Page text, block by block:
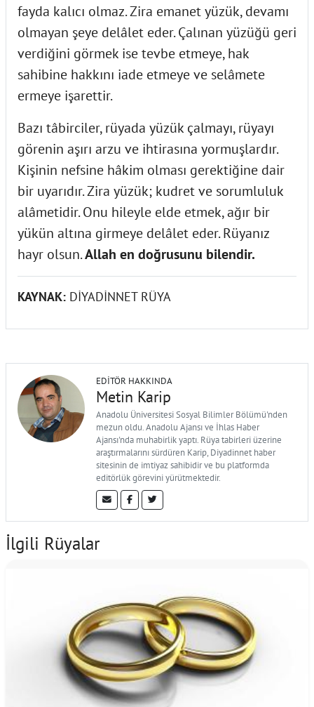
fayda kalıcı olmaz. Zira emanet yüzük, devamı
olmayan şeye delâlet eder. Çalınan yüzüğü geri
verdiğini görmek ise tevbe etmeye, hak
sahibine hakkını iade etmeye ve selâmete
ermeye işarettir.
Bazı tâbirciler, rüyada yüzük çalmayı, rüyayı
görenin aşırı arzu ve ihtirasına yormuşlardır.
Kişinin nefsine hâkim olması gerektiğine dair
bir uyarıdır. Zira yüzük; kudret ve sorumluluk
alâmetidir. Onu hileyle elde etmek, ağır bir
yükün altına girmeye delâlet eder. Rüyanız
hayr olsun.Allah en doğrusunu bilendir.
KAYNAK: DİYADİNNET RÜYA
EDITÖR HAKKINDA
Metin Karip
Anadolu Üniversitesi Sosyal Bilimler Bölümü'nden
mezun oldu. Anadolu Ajansı ve İhlas Haber
Ajansı'nda muhabirlik yaptı. Rüya tabirleri üzerine
araştırmalarını sürdüren Karip, Diyadinnet haber
sitesinin de imtiyaz sahibidir ve bu platformda
editörlük görevini yürütmektedir.
İlgili Rüyalar